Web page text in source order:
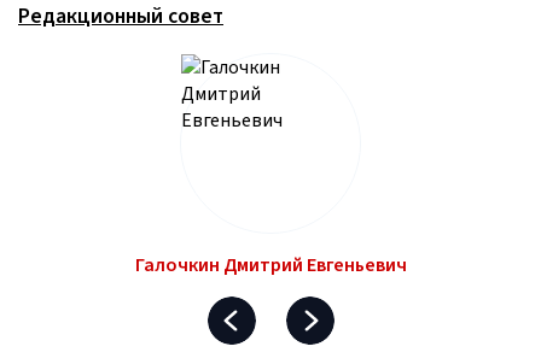
Редакционный совет
Галочкин Дмитрий Евгеньевич